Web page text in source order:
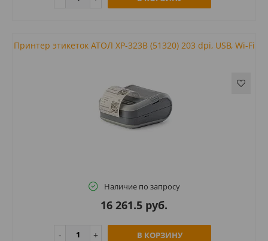
Принтер этикеток АТОЛ XP-323B (51320) 203 dpi, USB, Wi-Fi
Наличие по запросу
16 261.5 руб.
В КОРЗИНУ